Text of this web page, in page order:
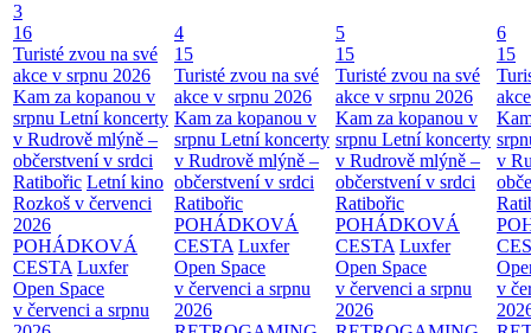
3
16
Turisté zvou na své
akce v srpnu 2026
Kam za kopanou v
srpnu Letní koncerty
v Rudrově mlýně –
občerstvení v srdci
Ratibořic Letní kino
Rozkoš v červenci
2026
POHÁDKOVÁ
CESTA Luxfer
Open Space
v červenci a srpnu
4
15
Turisté zvou na své
akce v srpnu 2026
Kam za kopanou v
srpnu Letní koncerty
v Rudrově mlýně –
občerstvení v srdci
Ratibořic
POHÁDKOVÁ
CESTA Luxfer
Open Space
v červenci a srpnu
2026
5
15
Turisté zvou na své
akce v srpnu 2026
Kam za kopanou v
srpnu Letní koncerty
v Rudrově mlýně –
občerstvení v srdci
Ratibořic
POHÁDKOVÁ
CESTA Luxfer
Open Space
v červenci a srpnu
2026
6
15
v
v